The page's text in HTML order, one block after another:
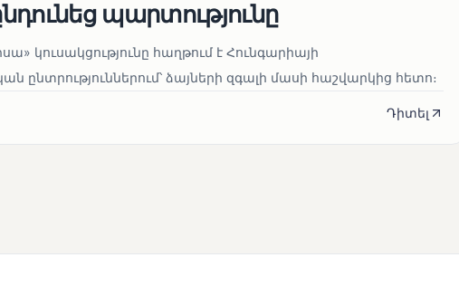
պարտությունը
կուսակցությունը հաղթում է Հունգարիայի
ընտրություններում՝ ձայների զգալի մասի հաշվարկից հետո։
Դիտել